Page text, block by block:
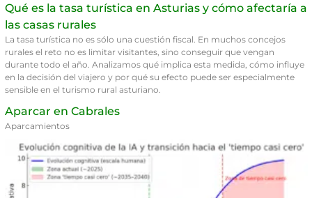
Qué es la tasa turística en Asturias y cómo afectaría a
las casas rurales
La tasa turística no es sólo una cuestión fiscal. En muchos concejos
rurales el reto no es limitar visitantes, sino conseguir que vengan
durante todo el año. Analizamos qué implica esta medida, cómo influye
en la decisión del viajero y por qué su efecto puede ser especialmente
sensible en el turismo rural asturiano.
Aparcar en Cabrales
Aparcamientos